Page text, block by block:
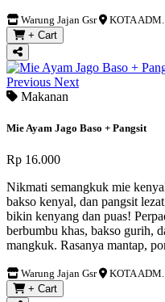
Warung Jajan Gsr
KOTA
+ Cart
Previous Next
Makanan
Mie Ayam Jago Baso + Pangsit
Rp 16.000
Nikmati semangkuk mie
bakso kenyal, dan pangsit
bikin kenyang dan puas!
berbumbu khas, bakso gurih,
mangkuk. Rasanya mantap,
Warung Jajan Gsr
KOTA
+ Cart